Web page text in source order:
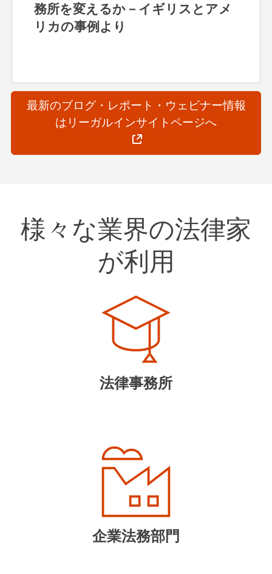
務所を変えるか－イギリスとアメ
リカの事例より
最新のブログ・レポート・ウェビナー情報
はリーガルインサイトページへ
様々な業界の法律家
が利用
法律事務所
企業法務部門